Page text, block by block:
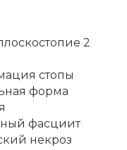
2
стопы
форма
фасциит
некроз